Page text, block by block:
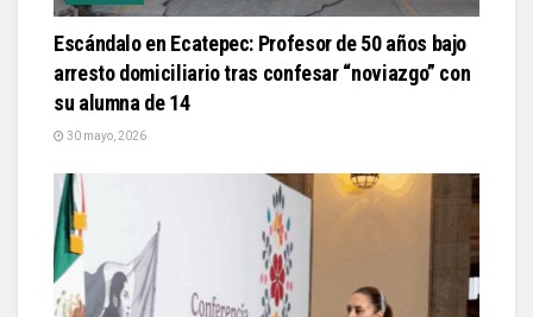
Escándalo en Ecatepec: Profesor de 50 años bajo
arresto domiciliario tras confesar “noviazgo” con
su alumna de 14
30 mayo, 2026